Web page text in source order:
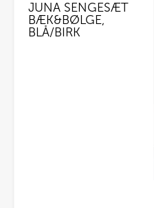
JUNA SENGESÆT
BÆK&BØLGE,
BLÅ/BIRK